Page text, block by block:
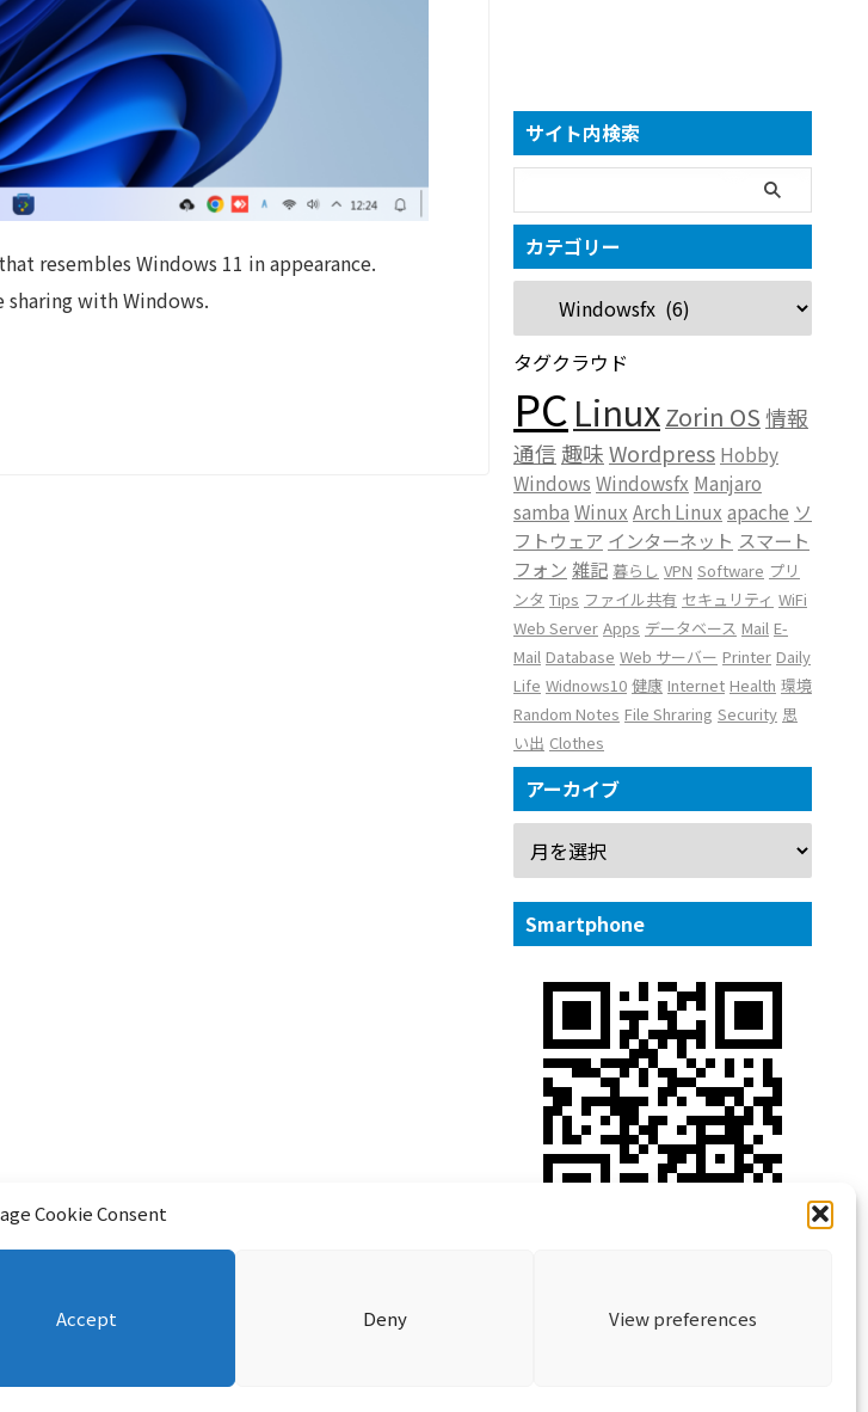
Cookie Consent
Accept Deny View preferences
resembles Windows 11 in appearance.
with Windows.
サイト内検索
カテゴリー
タグクラウド
PCLinuxZorin OS 情報
通信 趣味 Wordpress Hobby
Windows Windowsfx Manjaro
samba Winux Arch Linux apache ソ
フトウェア インターネット スマート
フォン 雑記 暮らし VPN Software プリ
ンタ Tips ファイル共有 セキュリティ WiFi
Web Server Apps データベース Mail E-
Mail Database Web サーバー Printer Daily
Life Widnows10 健康 Internet Health 環境
Random Notes File Shraring Security 思
い出 Clothes
アーカイブ
Smartphone
リフブロ